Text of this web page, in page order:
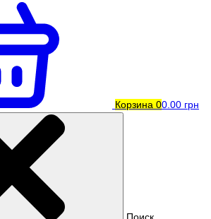
Корзина 00.00 грн